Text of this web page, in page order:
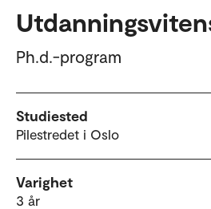
Ph.d.-program
Studiested
Pilestredet i Oslo
Varighet
3 år